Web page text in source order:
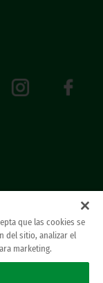
・ベティス・バロン
que las cookies se
del sitio, analizar el
marketing.